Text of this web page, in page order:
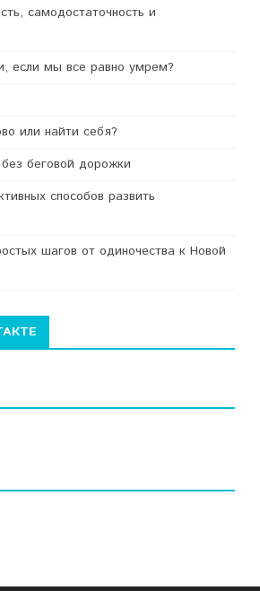
самодостаточность и
если мы все равно умрем?
или найти себя?
беговой дорожки
способов развить
шагов от одиночества к Новой